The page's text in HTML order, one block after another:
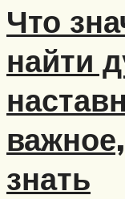
Что
найти
знать